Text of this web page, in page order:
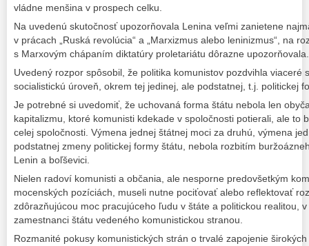
vládne menšina v prospech celku.
Na uvedenú skutočnosť upozorňovala Lenina veľmi zanietene
v prácach „Ruská revolúcia“ a „Marxizmus alebo leninizmus“, na
s Marxovým chápaním diktatúry proletariátu dôrazne upozorňovala.
Uvedený rozpor spôsobil, že politika komunistov pozdvihla viaceré
socialistickú úroveň, okrem tej jedinej, ale podstatnej, t.j. politickej
Je potrebné si uvedomiť, že uchovaná forma štátu nebola len
kapitalizmu, ktoré komunisti kdekade v spoločnosti potierali, ale to
celej spoločnosti. Výmena jednej štátnej moci za druhú, výmena
podstatnej zmeny politickej formy štátu, nebola rozbitím
Lenin a boľševici.
Nielen radoví komunisti a občania, ale nesporne predovšetkým
mocenských pozíciách, museli nutne pociťovať alebo reflektovať
zdôrazňujúcou moc pracujúceho ľudu v štáte a politickou realitou,
zamestnanci štátu vedeného komunistickou stranou.
Rozmanité pokusy komunistických strán o trvalé zapojenie